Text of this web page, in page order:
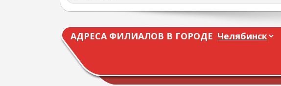
АДРЕСА ФИЛИАЛОВ В ГОРОДЕ